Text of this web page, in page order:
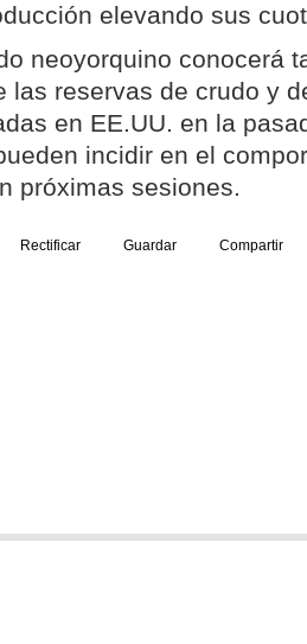
elevando sus
neoyorquino conocerá
las reservas de crudo y
en EE.UU. en la
incidir en el
próximas sesiones.
Rectificar Guardar Compartir